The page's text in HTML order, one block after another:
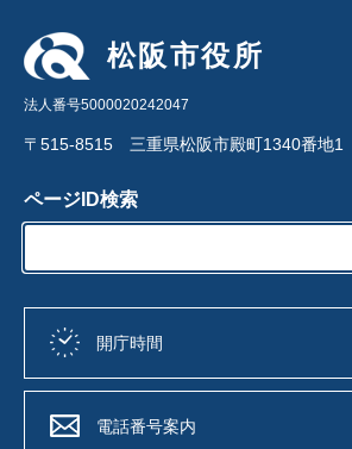
松阪市役所
法人番号5000020242047
〒515-8515 三重県松阪市殿町1340番地1
ページID検索
開庁時間
電話番号案内